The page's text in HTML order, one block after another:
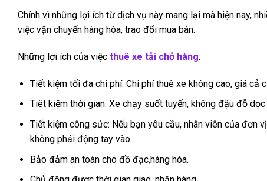
Chính vì những lợi ích từ dịch vụ này mang lại mà hiện nay,
việc vận chuyển hàng hóa, trao đổi mua bán.
Những lợi ích của việc thuê xe tải chở hàng:
Tiết kiệm tối đa chi phí: Chi phí thuê xe không cao, giá cả
Tiêt kiệm thời gian: Xe chạy suốt tuyến, không đậu đỗ
Tiết kiệm công sức: Nếu bạn yêu cầu, nhân viên của
không phải động tay vào.
Bảo đảm an toàn cho đồ đạc,hàng hóa.